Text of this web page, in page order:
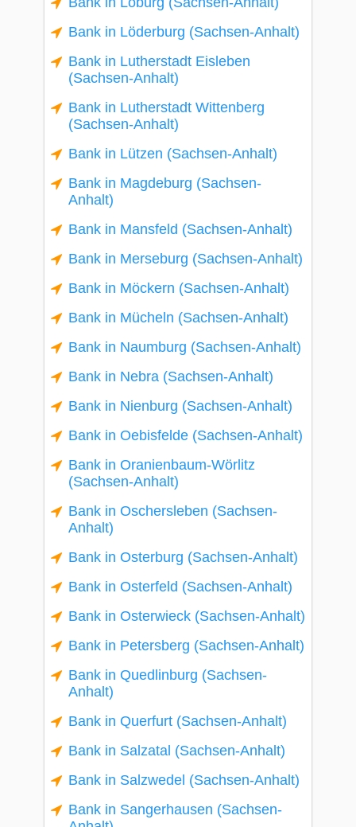
Bank in Löderburg (Sachsen-Anhalt)
Bank in Lutherstadt Eisleben
(Sachsen-Anhalt)
Bank in Lutherstadt Wittenberg
(Sachsen-Anhalt)
Bank in Lützen (Sachsen-Anhalt)
Bank in Magdeburg (Sachsen-
Anhalt)
Bank in Mansfeld (Sachsen-Anhalt)
Bank in Merseburg (Sachsen-Anhalt)
Bank in Möckern (Sachsen-Anhalt)
Bank in Mücheln (Sachsen-Anhalt)
Bank in Naumburg (Sachsen-Anhalt)
Bank in Nebra (Sachsen-Anhalt)
Bank in Nienburg (Sachsen-Anhalt)
Bank in Oebisfelde (Sachsen-Anhalt)
Bank in Oranienbaum-Wörlitz
(Sachsen-Anhalt)
Bank in Oschersleben (Sachsen-
Anhalt)
Bank in Osterburg (Sachsen-Anhalt)
Bank in Osterfeld (Sachsen-Anhalt)
Bank in Osterwieck (Sachsen-Anhalt)
Bank in Petersberg (Sachsen-Anhalt)
Bank in Quedlinburg (Sachsen-
Anhalt)
Bank in Querfurt (Sachsen-Anhalt)
Bank in Salzatal (Sachsen-Anhalt)
Bank in Salzwedel (Sachsen-Anhalt)
Bank in Sangerhausen (Sachsen-